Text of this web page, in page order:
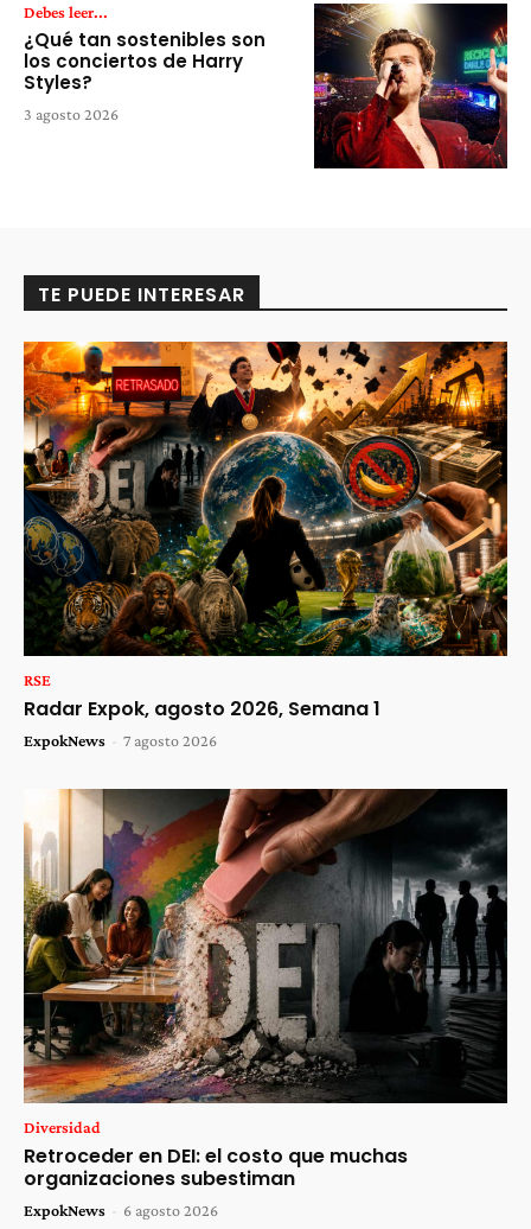
Debes leer...
¿Qué tan sostenibles son
los conciertos de Harry
Styles?
3 agosto 2026
TE PUEDE INTERESAR
RSE
Radar Expok, agosto 2026, Semana 1
ExpokNews - 7 agosto 2026
Diversidad
Retroceder en DEI: el costo que muchas
organizaciones subestiman
ExpokNews - 6 agosto 2026